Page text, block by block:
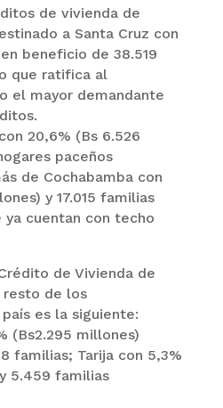
de vivienda de
a Santa Cruz con
beneficio de 38.519
que ratifica al
el mayor demandante
20,6% (Bs 6.526
paceños
de Cochabamba con
y 17.015 familias
ya cuentan con techo
de Vivienda de
resto de los
es la siguiente:
(Bs2.295 millones)
familias; Tarija con 5,3%
5.459 familias